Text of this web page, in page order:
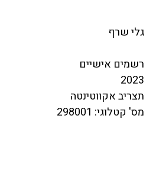
גלי שרף
רשמים אישיים
2023
תצריב אקווטינטה
מס' קטלוגי: 298001